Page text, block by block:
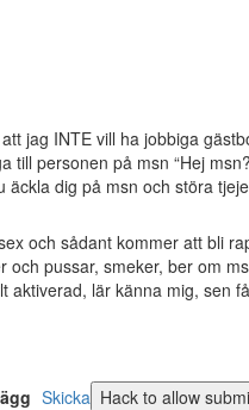
jag INTE vill ha jobbiga
till personen på msn “Hej
dig på msn och störa
och sådant kommer att bli
och pussar, smeker, ber om
aktiverad, lär känna mig,
Skicka